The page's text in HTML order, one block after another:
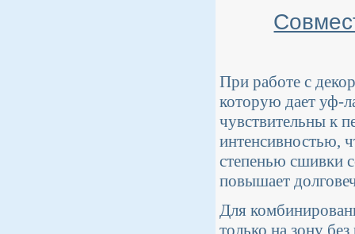
При работе с
которую дает уф-
чувствительны к
интенсивностью,
степенью сшивки
повышает
Для
только на зону